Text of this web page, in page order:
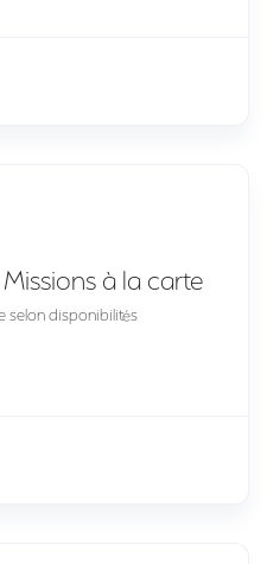
à la carte
selon disponibilités